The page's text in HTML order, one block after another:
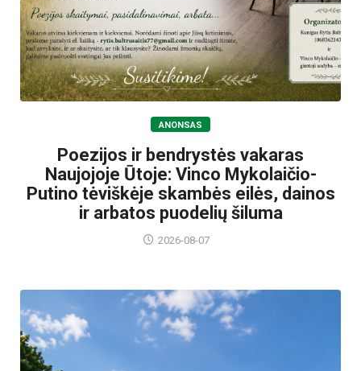
ANONSAS
Poezijos ir bendrystės vakaras
Naujojoje Ūtoje: Vinco Mykolaičio-
Putino tėviškėje skambės eilės, dainos
ir arbatos puodelių šiluma
2026-08-07